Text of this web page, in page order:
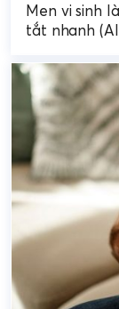
Men vi sinh
tắt nhanh